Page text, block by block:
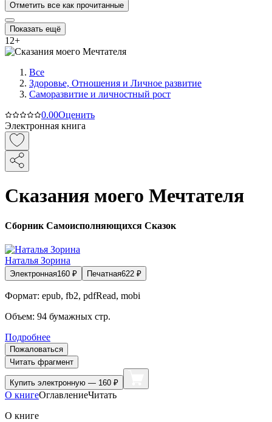
Отметить все как прочитанные
Показать ещё
12+
Все
Здоровье, Отношения и Личное развитие
Саморазвитие и личностный рост
0.00Оценить
Электронная книга
Сказания моего Мечтателя
Сборник Самоисполняющихся Сказок
Наталья Зорина
Электронная160 ₽ Печатная622 ₽
Формат: epub, fb2, pdfRead, mobi
Объем: 94 бумажных стр.
Подробнее
Пожаловаться
Читать фрагмент
Купить электронную — 160 ₽
О книгеОглавлениеЧитать
О книге